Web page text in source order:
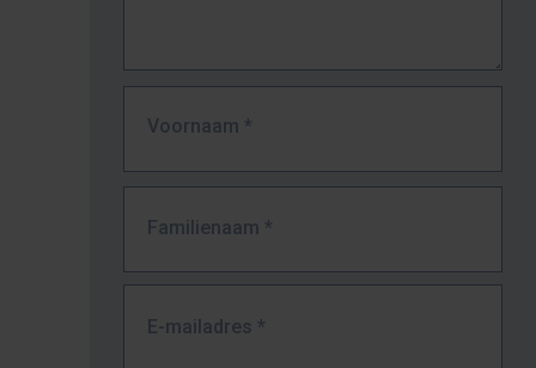
Voornaam *
Familienaam *
E-mailadres *